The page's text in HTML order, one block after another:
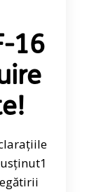
16